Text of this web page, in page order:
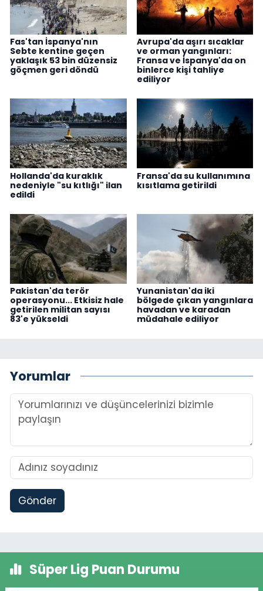
Fas'tan İspanya'nın
Sebte kentine geçen
yaklaşık 53 bin düzensiz
göçmen geri döndü
Avrupa'da aşırı sıcaklar
ve orman yangınları:
Fransa ve İspanya'da on
binlerce kişi tahliye
ediliyor
Hollanda'da kuraklık
nedeniyle "su kıtlığı" ilan
edildi
Fransa'da su kullanımına
kısıtlama getirildi
Pakistan'da terör
operasyonu... Etkisiz hale
getirilen militan sayısı
83'e yükseldi
Yunanistan'da iki
bölgede çıkan yangınlara
havadan ve karadan
müdahale ediliyor
Yorumlar
Gönder
Süper Lig Puan Durumu